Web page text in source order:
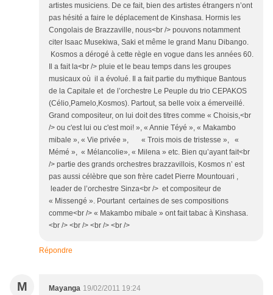
artistes musiciens. De ce fait, bien des artistes étrangers n’ont
pas hésité a faire le déplacement de Kinshasa. Hormis les
Congolais de Brazzaville, nous<br /> pouvons notamment
citer Isaac Musekiwa, Saki et même le grand Manu Dibango.
Kosmos a dérogé à cette règle en vogue dans les années 60.
Il a fait la<br /> pluie et le beau temps dans les groupes
musicaux où il a évolué. Il a fait partie du mythique Bantous
de la Capitale et de l’orchestre Le Peuple du trio CEPAKOS
(Célio,Pamelo,Kosmos). Partout, sa belle voix a émerveillé.
Grand compositeur, on lui doit des titres comme « Choisis,<br
/> ou c'est lui ou c'est moi! », « Annie Téyé », « Makambo
mibale », « Vie privée », « Trois mois de tristesse », «
Mémé », « Mélancolie», « Milena » etc. Bien qu’ayant fait<br
/> partie des grands orchestres brazzavillois, Kosmos n’ est
pas aussi célèbre que son frère cadet Pierre Mountouari ,
leader de l’orchestre Sinza<br /> et compositeur de
« Missengé ». Pourtant certaines de ses compositions
comme<br /> « Makambo mibale » ont fait tabac à Kinshasa.
<br /> <br /> <br /> <br />
Répondre
M Mayanga 19/02/2011 19:24